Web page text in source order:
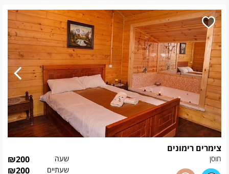
צימרים רימונים
חוסן שעה ₪200
שעתיים ₪200